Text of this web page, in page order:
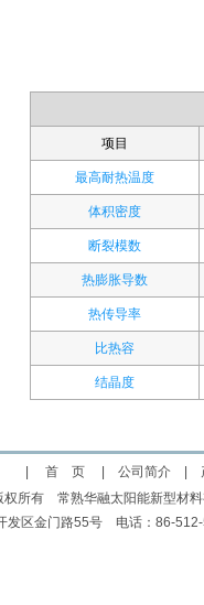
项目
最高耐热温度
体积密度
断裂模数
热膨胀导数
热传导率
比热容
结晶度
首 页| 公司简介|
权所有 常熟华融太阳能新型材
开发区金门路55号 电话：86-